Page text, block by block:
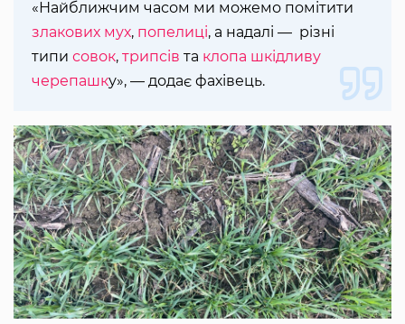
«Найближчим часом ми можемо помітити
злакових мух, попелиці, а надалі — різні
типи совок, трипсів та клопа шкідливу
черепашку», — додає фахівець.